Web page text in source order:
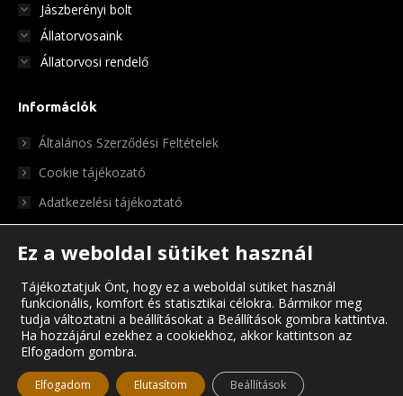
Jászberényi bolt
Állatorvosaink
Állatorvosi rendelő
Információk
Általános Szerződési Feltételek
Cookie tájékozató
Adatkezelési tájékoztató
© Chris Pet Center 2023
Ez a weboldal sütiket használ
Tájékoztatjuk Önt, hogy ez a weboldal sütiket használ
funkcionális, komfort és statisztikai célokra. Bármikor meg
tudja változtatni a beállításokat a Beállítások gombra kattintva.
Ha hozzájárul ezekhez a cookiekhoz, akkor kattintson az
Elfogadom gombra.
Elfogadom Elutasítom Beállítások